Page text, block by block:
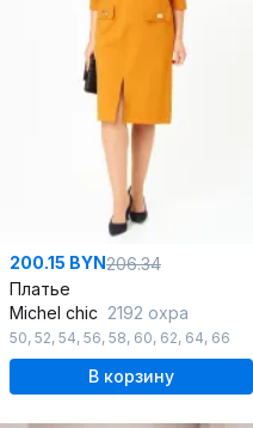
200.15 BYN206.34
Платье
Michel chic 2192 охра
50, 52, 54, 56, 58, 60, 62, 64, 66
В корзину